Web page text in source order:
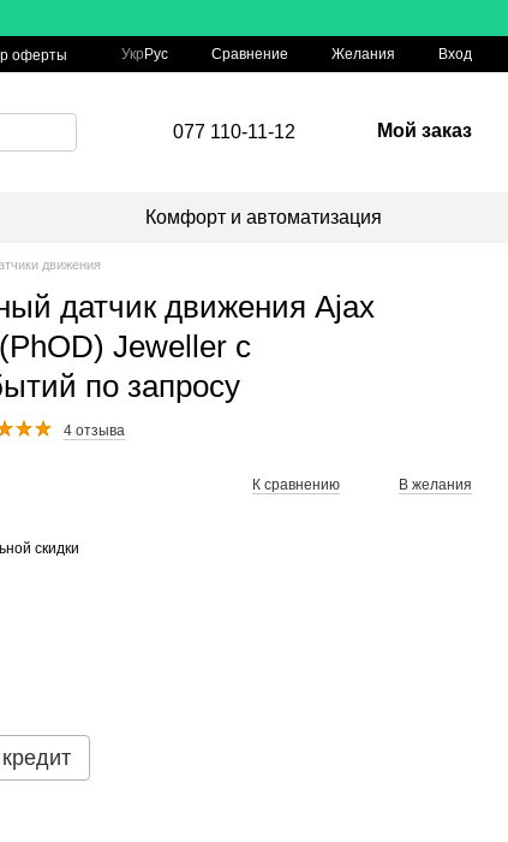
оферты Укр Рус Сравнение Желания Вход
077 110-11-12 Мой заказ
Комфорт и автоматизация
движения
датчик движения Ajax
Jeweller с
по запросу
4 отзыва
К сравнению В желания
скидки